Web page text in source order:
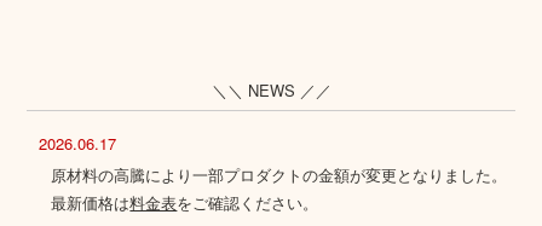
＼＼ NEWS ／／
2026.06.17
原材料の高騰により一部プロダクトの金額が変更となりました。
最新価格は料金表をご確認ください。